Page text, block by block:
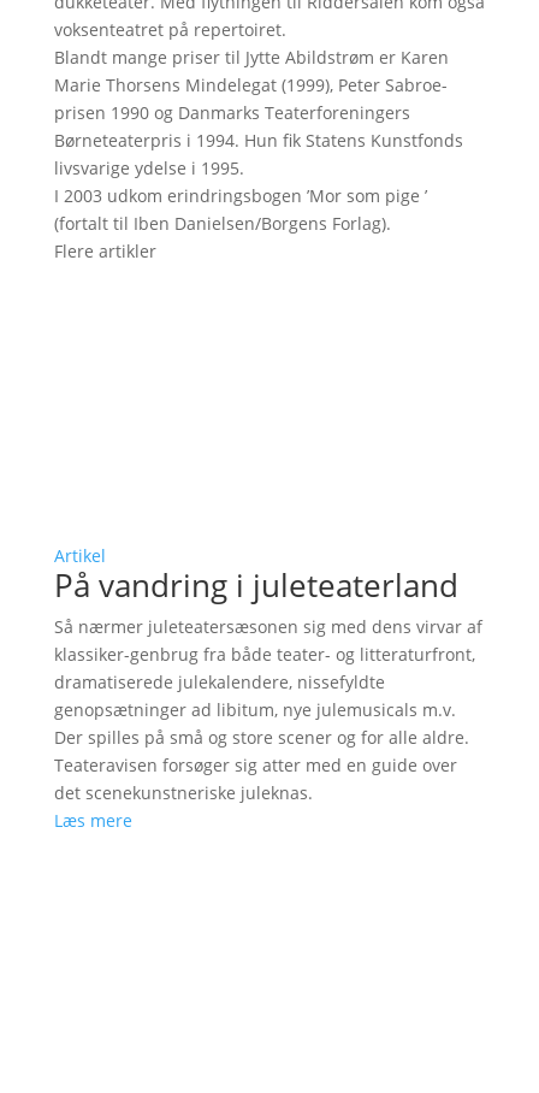
voksenteatret på repertoiret.
Blandt mange priser til Jytte Abildstrøm er Karen
Marie Thorsens Mindelegat (1999), Peter Sabroe-
prisen 1990 og Danmarks Teaterforeningers
Børneteaterpris i 1994. Hun fik Statens Kunstfonds
livsvarige ydelse i 1995.
I 2003 udkom erindringsbogen ’Mor som pige ’
(fortalt til Iben Danielsen/Borgens Forlag).
Flere artikler
Artikel
På vandring i juleteaterland
Så nærmer juleteatersæsonen sig med dens virvar af
klassiker-genbrug fra både teater- og litteraturfront,
dramatiserede julekalendere, nissefyldte
genopsætninger ad libitum, nye julemusicals m.v.
Der spilles på små og store scener og for alle aldre.
Teateravisen forsøger sig atter med en guide over
det scenekunstneriske juleknas.
Læs mere